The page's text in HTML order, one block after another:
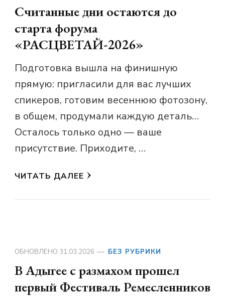
Считанные дни остаются до
старта форума
«РАСЦВЕТАЙ-2026»
Подготовка вышла на финишную
прямую: пригласили для вас лучших
спикеров, готовим весеннюю фотозону,
в общем, продумали каждую деталь…
Осталось только одно — ваше
присутствие. Приходите, …
ЧИТАТЬ ДАЛЕЕ
ОБНОВЛЕНО 31.03.2026 БЕЗ РУБРИКИ
В Адыгее с размахом прошел
первый Фестиваль Ремесленников